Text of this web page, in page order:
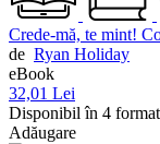
Crede-mă, te mint!
de Ryan Holiday
eBook
32,01 Lei
Disponibil în 4
Adăugare